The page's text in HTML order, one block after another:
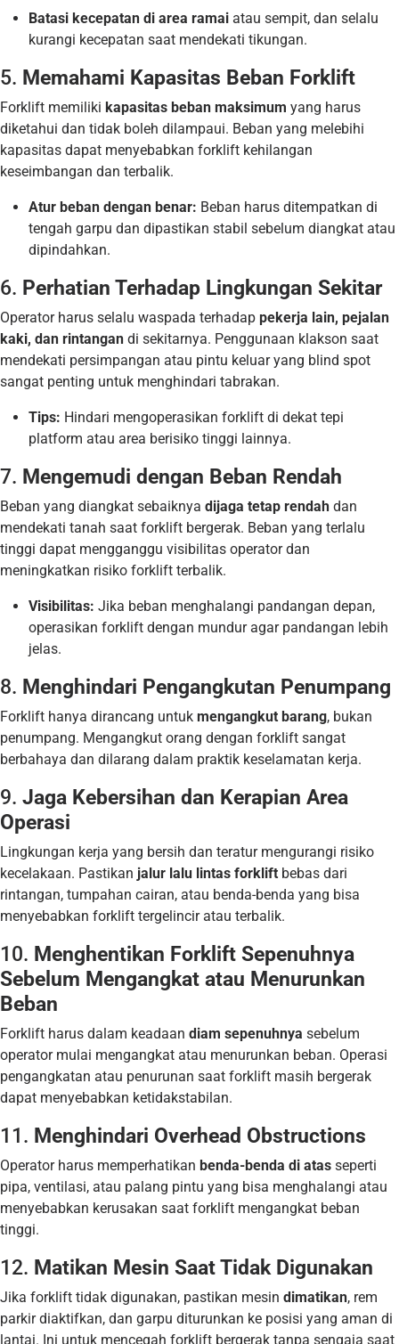
Batasi kecepatan di area ramai atau sempit, dan selalu
kurangi kecepatan saat mendekati tikungan.
5. Memahami Kapasitas Beban Forklift
Forklift memiliki kapasitas beban maksimum yang harus
diketahui dan tidak boleh dilampaui. Beban yang melebihi
kapasitas dapat menyebabkan forklift kehilangan
keseimbangan dan terbalik.
Atur beban dengan benar: Beban harus ditempatkan di
tengah garpu dan dipastikan stabil sebelum diangkat atau
dipindahkan.
6. Perhatian Terhadap Lingkungan Sekitar
Operator harus selalu waspada terhadap pekerja lain, pejalan
kaki, dan rintangan di sekitarnya. Penggunaan klakson saat
mendekati persimpangan atau pintu keluar yang blind spot
sangat penting untuk menghindari tabrakan.
Tips: Hindari mengoperasikan forklift di dekat tepi
platform atau area berisiko tinggi lainnya.
7. Mengemudi dengan Beban Rendah
Beban yang diangkat sebaiknya dijaga tetap rendah dan
mendekati tanah saat forklift bergerak. Beban yang terlalu
tinggi dapat mengganggu visibilitas operator dan
meningkatkan risiko forklift terbalik.
Visibilitas: Jika beban menghalangi pandangan depan,
operasikan forklift dengan mundur agar pandangan lebih
jelas.
8. Menghindari Pengangkutan Penumpang
Forklift hanya dirancang untuk mengangkut barang, bukan
penumpang. Mengangkut orang dengan forklift sangat
berbahaya dan dilarang dalam praktik keselamatan kerja.
9. Jaga Kebersihan dan Kerapian Area
Operasi
Lingkungan kerja yang bersih dan teratur mengurangi risiko
kecelakaan. Pastikan jalur lalu lintas forklift bebas dari
rintangan, tumpahan cairan, atau benda-benda yang bisa
menyebabkan forklift tergelincir atau terbalik.
10. Menghentikan Forklift Sepenuhnya
Sebelum Mengangkat atau Menurunkan
Beban
Forklift harus dalam keadaan diam sepenuhnya sebelum
operator mulai mengangkat atau menurunkan beban. Operasi
pengangkatan atau penurunan saat forklift masih bergerak
dapat menyebabkan ketidakstabilan.
11. Menghindari Overhead Obstructions
Operator harus memperhatikan benda-benda di atas seperti
pipa, ventilasi, atau palang pintu yang bisa menghalangi atau
menyebabkan kerusakan saat forklift mengangkat beban
tinggi.
12. Matikan Mesin Saat Tidak Digunakan
Jika forklift tidak digunakan, pastikan mesin dimatikan, rem
parkir diaktifkan, dan garpu diturunkan ke posisi yang aman di
lantai. Ini untuk mencegah forklift bergerak tanpa sengaja saat